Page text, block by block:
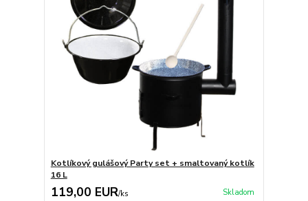
Kotlíkový gulášový Party set + smaltovaný kotlík
16 L
119,00 EUR/ks Skladom